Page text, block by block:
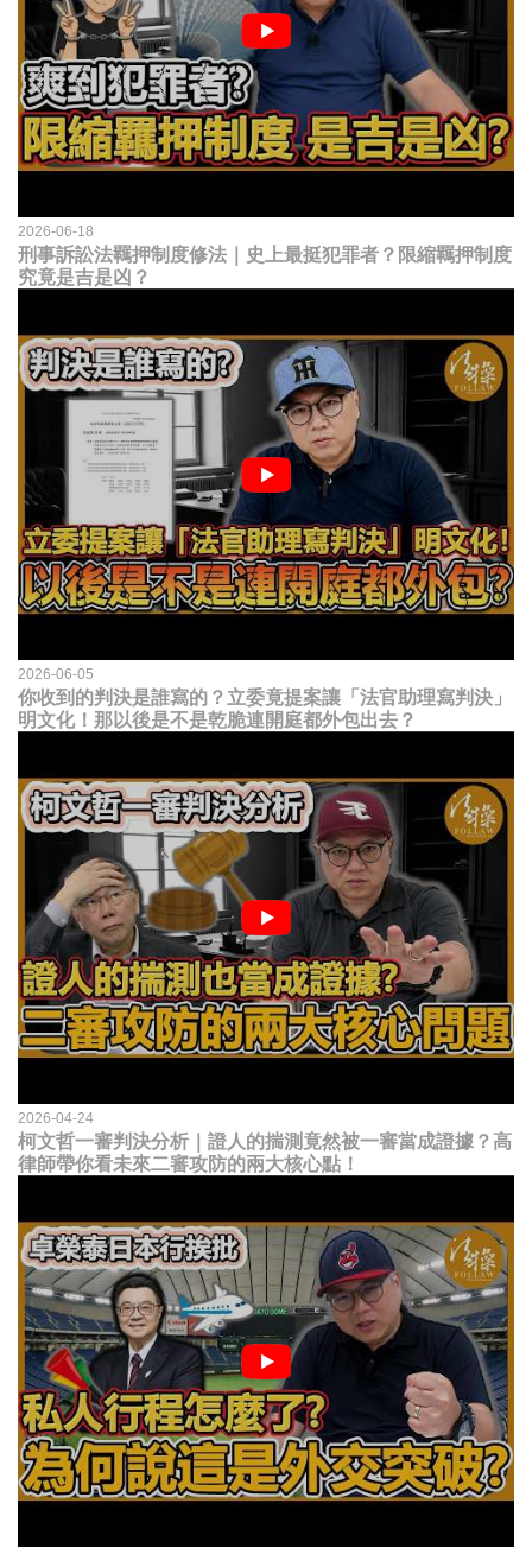
2026-06-18
刑事訴訟法羈押制度修法｜史上最挺犯罪者？限縮羈押制度
究竟是吉是凶？
2026-06-05
你收到的判決是誰寫的？立委竟提案讓「法官助理寫判決」
明文化！那以後是不是乾脆連開庭都外包出去？
2026-04-24
柯文哲一審判決分析｜證人的揣測竟然被一審當成證據？高
律師帶你看未來二審攻防的兩大核心點！